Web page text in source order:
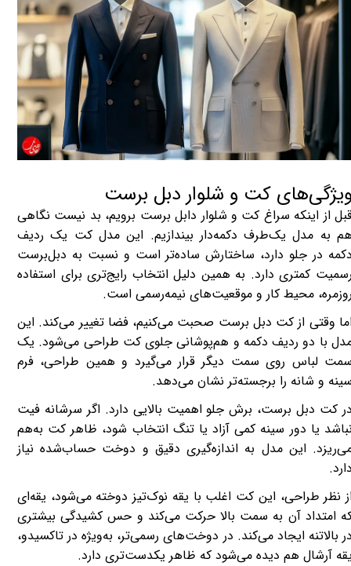
کت و شلوار دبل برست
از اینکه سراغ کت و شلوار دابل برست برویم، بد نیست نگاهی
به مدل یک‌طرف دکمه‌دار بیندازیم. این مدل کت یک ردیف
در جلو دارد، ساختارش ساده‌تر است و نسبت به دبل‌برست
کمتری دارد. به همین دلیل انتخاب رایج‌تری برای استفاده
محیط کار و موقعیت‌های نیمه‌رسمی است.
وقتی از کت دبل برست صحبت می‌کنیم، فضا تغییر می‌کند. این
با دو ردیف دکمه و هم‌پوشانی جلوی کت طراحی می‌شود. یک
لباس روی سمت دیگر قرار می‌گیرد و همین طراحی، فرم
و شانه را برجسته‌تر نشان می‌دهد.
کت دبل برست، برش جلو اهمیت بالایی دارد. اگر سرشانه فیت
یا دور سینه کمی آزاد یا تنگ انتخاب شود، ظاهر کت به‌هم
این مدل به اندازه‌گیری دقیق و دوخت حساب‌شده نیاز
نظر طراحی، این کت اغلب با یقه نوک‌تیز دوخته می‌شود، یقه‌ای
امتداد آن به سمت بالا حرکت می‌کند و حس کشیدگی بیشتری
بالاتنه ایجاد می‌کند. در دوخت‌های رسمی‌تر، به‌ویژه در تاکسیدو،
آرشال هم دیده می‌شود که ظاهر یکدست‌تری دارد.